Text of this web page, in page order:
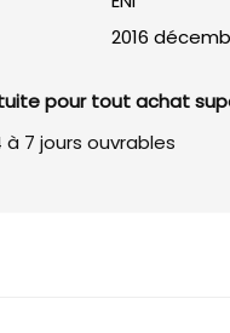
2016
pour tout achat
à 7 jours ouvrables